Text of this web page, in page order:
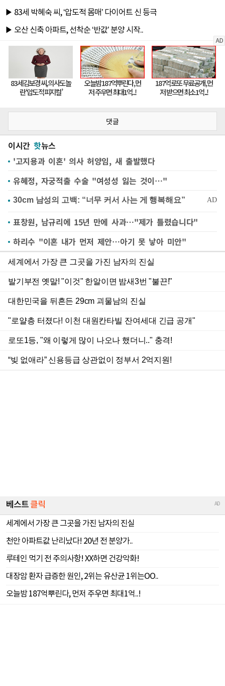
댓글
이시간 핫뉴스
'고지용과 이혼' 의사 허양임, 새 출발했다
유혜정, 자궁적출 수술 "여성성 잃는 것이…"
표창원, 남규리에 15년 만에 사과…"제가 틀렸습니다"
하리수 "이혼 내가 먼저 제안…아기 못 낳아 미안"